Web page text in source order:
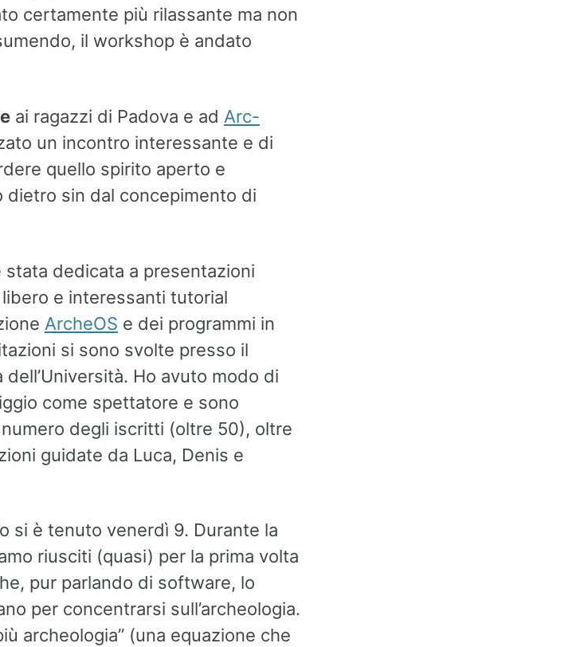
certamente più rilassante ma non
il workshop è andato
ai ragazzi di Padova e ad Arc-
un incontro interessante e di
quello spirito aperto e
dietro sin dal concepimento di
dedicata a presentazioni
e interessanti tutorial
ArcheOS e dei programmi in
si sono svolte presso il
Ho avuto modo di
come spettatore e sono
degli iscritti (oltre 50), oltre
guidate da Luca, Denis e
si è tenuto venerdì 9. Durante la
riusciti (quasi) per la prima volta
pur parlando di software, lo
per concentrarsi sull’archeologia.
archeologia” (una equazione che